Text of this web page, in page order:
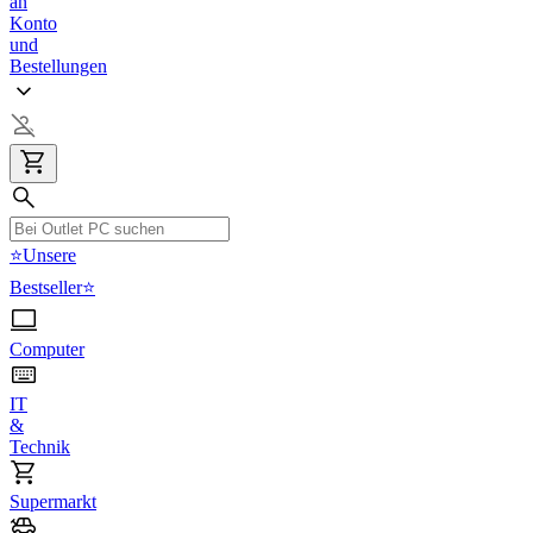
Konto
und
Bestellungen
⭐Unsere
Bestseller⭐
Computer
IT
&
Technik
Supermarkt